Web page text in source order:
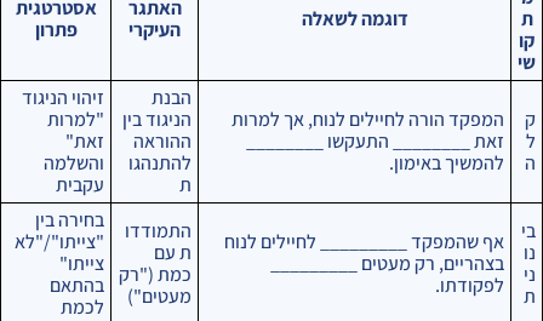
ת
קו
שי
דוגמה לשאלה
האתגר
העיקרי
אסטרטגית
פתרון
ק
ל
ה
המפקד הורה לחיילים לנוח, אך למרות
זאת ________ התעקשו ________
להמשיך באימון.
הבנת
הניגוד בין
ההוראה
להתנהגו
ת
זיהוי הניגוד
"למרות
זאת"
והשלמה
עקבית
בי
נו
ני
ת
אף שהמפקד _________ לחיילים לנוח
בצהריים, רק מעטים _________
לפקודתו.
התמודדו
ת עם
כמת ("רק
מעטים")
בחירה בין
"צייתו"/"לא
צייתו"
בהתאם
לכמת